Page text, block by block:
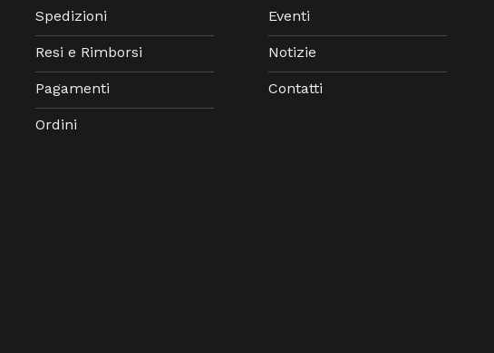
Spedizioni
Resi e Rimborsi
Pagamenti
Ordini
Eventi
Notizie
Contatti